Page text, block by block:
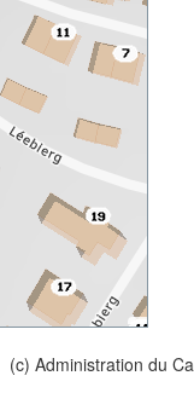
(c) Administration du